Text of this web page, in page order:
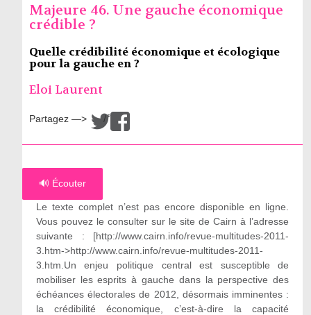
Majeure 46. Une gauche économique
crédible ?
Quelle crédibilité économique et écologique
pour la gauche en ?
Eloi Laurent
Partagez —> /
🔊 Écouter
Le texte complet n’est pas encore disponible en ligne.
Vous pouvez le consulter sur le site de Cairn à l’adresse
suivante : [http://www.cairn.info/revue-multitudes-2011-
3.htm->http://www.cairn.info/revue-multitudes-2011-
3.htm.Un enjeu politique central est susceptible de
mobiliser les esprits à gauche dans la perspective des
échéances électorales de 2012, désormais imminentes :
la crédibilité économique, c’est-à-dire la capacité